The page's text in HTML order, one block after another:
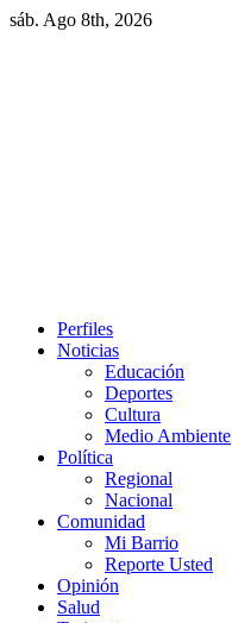
Skip
sáb. Ago 8th, 2026
Primary
Menu
Perfiles
Noticias
Educación
Deportes
Cultura
Medio Ambiente
Política
Regional
Nacional
Comunidad
Mi Barrio
Reporte Usted
Opinión
Salud